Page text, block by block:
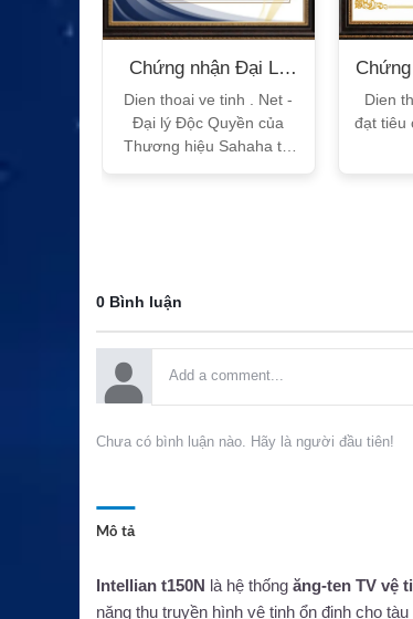
Chứng nhận Đại Lý
Sahaha
Dien thoai ve tinh . Net -
Đại lý Độc Quyền của
Thương hiệu Sahaha tại
Dien
đạt tiêu
0 Bình luận
Chưa có bình luận nào. Hãy là người đầu tiên!
Mô tả
Intellian t150N là hệ thống ăng-ten TV vệ
năng thu truyền hình vệ tinh ổn định cho tàu